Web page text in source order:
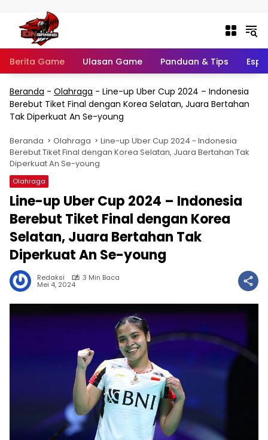
Berita Game Ulasan Game Panduan & Tips
Beranda - Olahraga - Line-up Uber Cup 2024 – Indonesia
Berebut Tiket Final dengan Korea Selatan, Juara Bertahan
Tak Diperkuat An Se-young
Beranda Olahraga
Line-up Uber Cup 2024 - Indonesia
Berebut Tiket Final dengan Korea Selatan, Juara Bertahan Tak
Diperkuat An Se-young
Olahraga
Line-up Uber Cup 2024 – Indonesia
Berebut Tiket Final dengan Korea
Selatan, Juara Bertahan Tak
Diperkuat An Se-young
Redaksi 3 Min Baca
Mei 4, 2024